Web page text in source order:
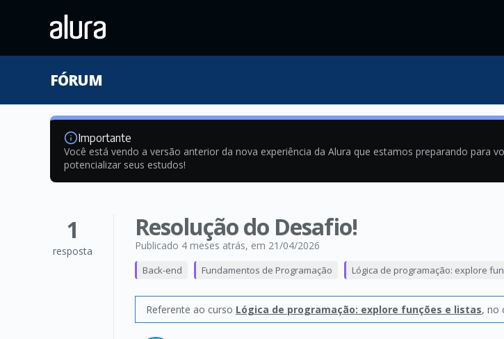
FÓRUM
Importante
Você está vendo a versão anterior da nova experiência da Alura que estamos preparando para
potencializar seus estudos!
1
resposta
Resolução do Desafio!
Publicado 4 meses atrás, em 21/04/2026
Back-end Fundamentos de Programação Lógica de programação: explore
Referente ao curso Lógica de programação: explore funções e listas, no